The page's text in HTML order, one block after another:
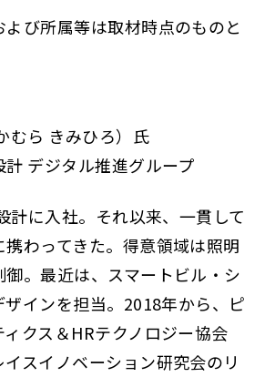
び所属等は取材時点のものと
むら きみひろ）氏
デジタル推進グループ
計に入社。それ以来、一貫して
わってきた。得意領域は照明
。最近は、スマートビル・シ
インを担当。2018年から、ピ
クス＆HRテクノロジー協会
スイノベーション研究会のリ